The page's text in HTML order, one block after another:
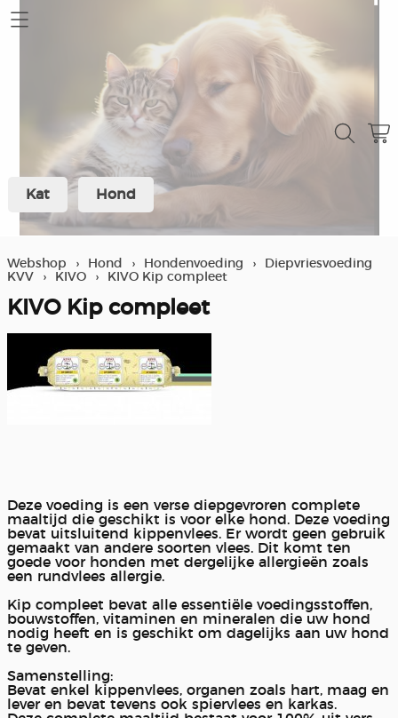
Mijn account
Verzending en retour
Spaarprogramma klanten
Kat Hond
Webshop › Hond › Hondenvoeding ›
Diepvriesvoeding
KVV
› KIVO › KIVO Kip compleet
KIVO Kip compleet
Deze voeding is een verse diepgevroren complete
maaltijd die geschikt is voor elke hond. Deze voeding
bevat uitsluitend kippenvlees. Er wordt geen gebruik
gemaakt van andere soorten vlees. Dit komt ten
goede voor honden met dergelijke allergieën zoals
een rundvlees allergie.
Kip compleet bevat alle essentiële voedingsstoffen,
bouwstoffen, vitaminen en mineralen die uw hond
nodig heeft en is geschikt om dagelijks aan uw hond
te geven.
Samenstelling:
Bevat enkel kippenvlees, organen zoals hart, maag en
lever en bevat tevens ook spiervlees en karkas.